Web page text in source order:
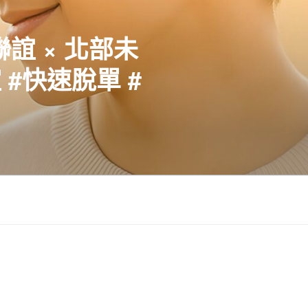
誼 × 北部未
快速脫單 #